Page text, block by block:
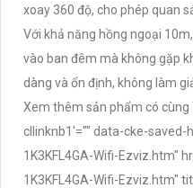
xoay 360 độ, cho phép quan
Với khả năng hồng ngoại
vào ban đêm mà không gặp
dàng và ổn định, không làm
Xem thêm sản phẩm có cùng
cllinknb1'="" data-cke-saved-
1K3KFL4GA-Wifi-Ezviz.htm"
1K3KFL4GA-Wifi-Ezviz.htm"